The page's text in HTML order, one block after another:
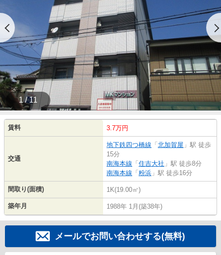
1 / 11
賃料 3.7万円
交通
地下鉄四つ橋線 「 北加賀屋 」駅 徒歩
15分
南海本線 「 住吉大社 」駅 徒歩8分
南海本線 「 粉浜 」駅 徒歩16分
間取り(面積) 1K(19.00㎡)
築年月 1988年 1月(築38年)
メールでお問い合わせする(無料)